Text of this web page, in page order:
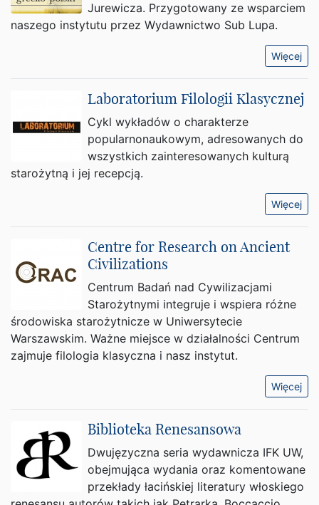
Jurewicza. Przygotowany ze wsparciem
naszego instytutu przez Wydawnictwo Sub Lupa.
Więcej
Laboratorium Filologii Klasycznej
Cykl wykładów o charakterze
popularnonaukowym, adresowanych do
wszystkich zainteresowanych kulturą
starożytną i jej recepcją.
Więcej
Centre for Research on Ancient
Civilizations
Centrum Badań nad Cywilizacjami
Starożytnymi integruje i wspiera różne
środowiska starożytnicze w Uniwersytecie
Warszawskim. Ważne miejsce w działalności Centrum
zajmuje filologia klasyczna i nasz instytut.
Więcej
Biblioteka Renesansowa
Dwujęzyczna seria wydawnicza IFK UW,
obejmująca wydania oraz komentowane
przekłady łacińskiej literatury włoskiego